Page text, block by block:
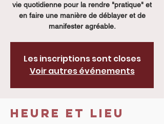
vie quotidienne pour la rendre "pratique" et
en faire une manière de déblayer et de
manifester agréable.
Les inscriptions sont closes
Voir autres événements
Heure et lieu